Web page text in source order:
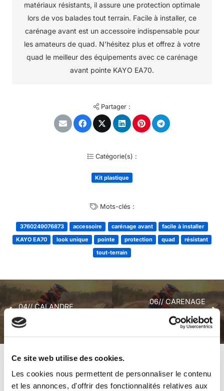
Ce site web utilise des cookies.
Les cookies nous permettent de personnaliser le contenu
et les annonces, d'offrir des fonctionnalités relatives aux
matériaux résistants, il assure une protection optimale
lors de vos balades tout terrain. Facile à installer, ce
carénage avant est un accessoire indispensable pour
les amateurs de quad. N’hésitez plus et offrez à votre
quad le meilleur des équipements avec ce carénage
avant pointe KAYO EA70.
Partager :
Catégorie(s) :
Kit plastique
Mots-clés :
3760249076873 accessoire carénage avant
facile à installer
KAYO EA70
look unique pointe protection quad
résistant
tout-terrain
04// CALANDRE
PHARE KAYO EA70
06// CARENAGE
LATERAL GAUCHE
KAYO EA70
+ de produits